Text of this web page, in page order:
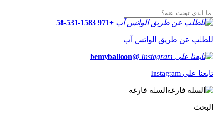
+971 58-531-1583
للطلب عن طريق الواتس آب
@bemyballoon
تابعنا على Instagram
السلة فارغة
البحث